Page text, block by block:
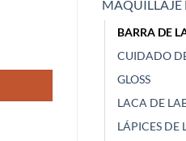
MAQUILLAJE
BARRA DE
CUIDADO
GLOSS
LACA DE
LÁPICES DE